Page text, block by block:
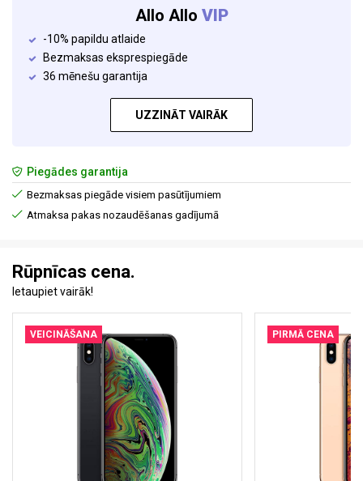
Allo Allo VIP
-10% papildu atlaide
Bezmaksas eksprespiegāde
36 mēnešu garantija
UZZINĀT VAIRĀK
Piegādes garantija
Bezmaksas piegāde visiem pasūtījumiem
Atmaksa pakas nozaudēšanas gadījumā
Rūpnīcas cena.
Ietaupiet vairāk!
VEICINĀŠANA PIRMĀ CENA